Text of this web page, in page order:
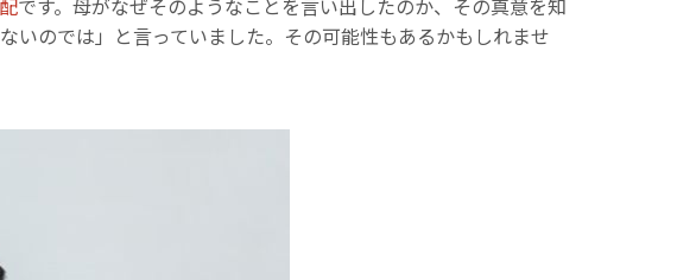
いのでは」と言っていました。その可能性もあるかもしれませ